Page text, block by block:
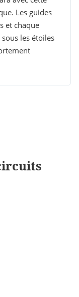
Les guides
et chaque
les étoiles